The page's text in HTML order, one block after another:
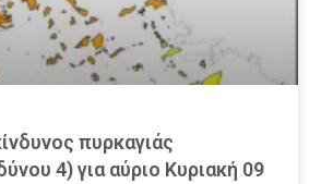
πυρκαγιάς
4) για αύριο Κυριακή 09